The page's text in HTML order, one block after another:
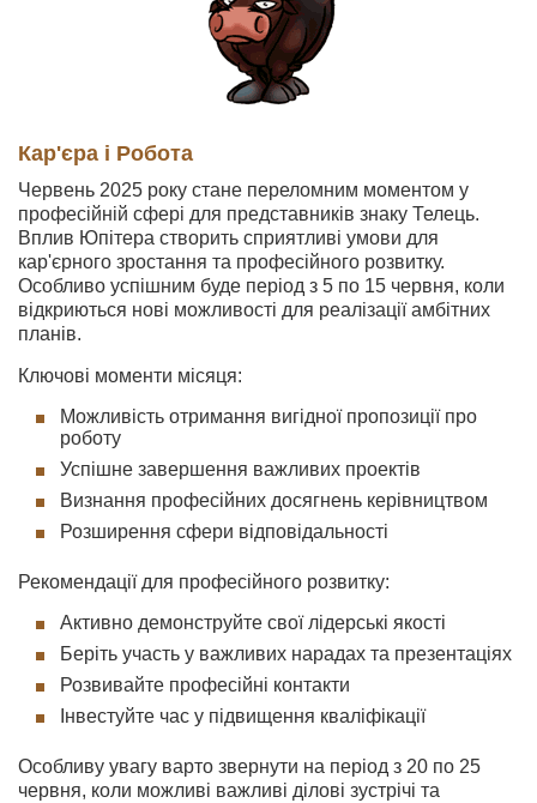
Кар'єра і Робота
Червень 2025 року стане переломним моментом у
професійній сфері для представників знаку Телець.
Вплив Юпітера створить сприятливі умови для
кар'єрного зростання та професійного розвитку.
Особливо успішним буде період з 5 по 15 червня, коли
відкриються нові можливості для реалізації амбітних
планів.
Ключові моменти місяця:
Можливість отримання вигідної пропозиції про
роботу
Успішне завершення важливих проектів
Визнання професійних досягнень керівництвом
Розширення сфери відповідальності
Рекомендації для професійного розвитку:
Активно демонструйте свої лідерські якості
Беріть участь у важливих нарадах та презентаціях
Розвивайте професійні контакти
Інвестуйте час у підвищення кваліфікації
Особливу увагу варто звернути на період з 20 по 25
червня, коли можливі важливі ділові зустрічі та